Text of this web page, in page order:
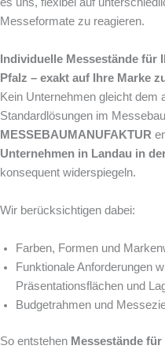
Messeformate zu reagieren.
Individuelle Messestände für
Pfalz – exakt auf Ihre Marke
Kein Unternehmen gleicht dem
Standardlösungen im
MESSEBAUMANUFAKTUR
Unternehmen in Landau in
konsequent widerspiegeln.
Wir berücksichtigen dabei:
Farben, Formen und
Funktionale Anforderungen
Präsentationsflächen und
Budgetrahmen und
So entstehen Messestände